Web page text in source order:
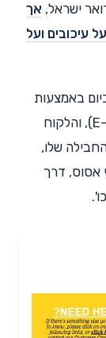
ישראל, אך
עיכובים ועל
באמצעות
שירות המשלוחים של חברת אי-פוסט (E-post), והלקוח
שלו,
אסוס, דרך